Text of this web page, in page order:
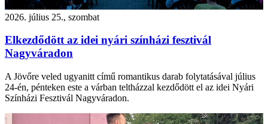
2026. július 25., szombat
Elkezdődött az idei nyári színházi fesztivál
Nagyváradon
A Jövőre veled ugyanitt című romantikus darab folytatásával július
24-én, pénteken este a várban teltházzal kezdődött el az idei Nyári
Színházi Fesztivál Nagyváradon.